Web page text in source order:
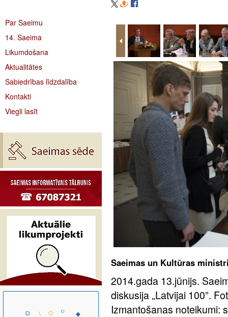
Par Saeimu
14. Saeima
Likumdošana
Aktualitātes
Sabiedrības līdzdalība
Kontakti
Viegli lasīt
Saeimas un Kultūras
2014.gada 13.jūnijs.
diskusija „Latvijai 100”.
Izmantošanas noteikumi: